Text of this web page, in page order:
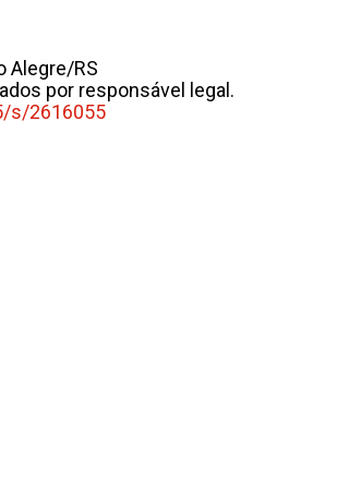
Alegre/RS
por responsável legal.
s/2616055